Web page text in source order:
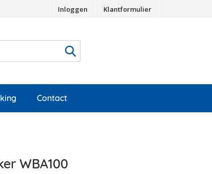
Inloggen Klantformulier
Contact
WBA100